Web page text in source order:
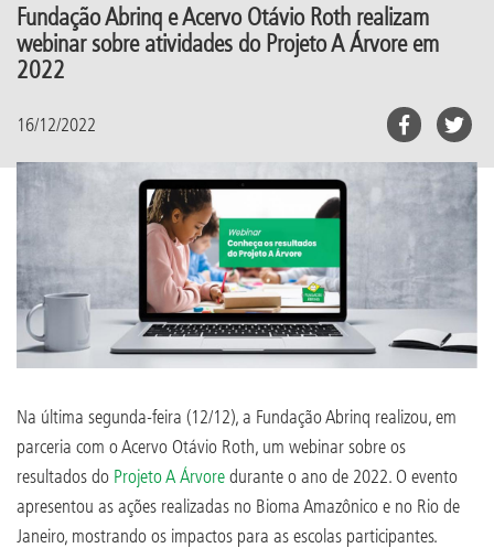
Fundação Abrinq e Acervo Otávio Roth realizam
webinar sobre atividades do Projeto A Árvore em
2022
16/12/2022
Na última segunda-feira (12/12), a Fundação Abrinq realizou, em
parceria com o Acervo Otávio Roth, um webinar sobre os
resultados do Projeto A Árvoredurante o ano de 2022. O evento
apresentou as ações realizadas no Bioma Amazônico e no Rio de
Janeiro, mostrando os impactos para as escolas participantes.